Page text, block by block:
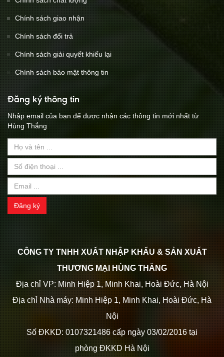
Chính sách giao nhận
Chính sách đổi trả
Chính sách giải quyết khiếu lại
Chính sách bảo mật thông tin
Đăng ký thông tin
Nhập email của bạn để được nhận các thông tin mới nhất từ
Hùng Thắng
Đăng ký
CÔNG TY TNHH XUẤT NHẬP KHẨU & SẢN XUẤT
THƯƠNG MẠI HÙNG THẮNG
Địa chỉ VP: Minh Hiệp 1, Minh Khai, Hoài Đức, Hà Nội
Địa chỉ Nhà máy: Minh Hiệp 1, Minh Khai, Hoài Đức, Hà
Nội
Số ĐKKD: 0107321486 cấp ngày 03/02/2016 tại
phòng ĐKKD Hà Nội